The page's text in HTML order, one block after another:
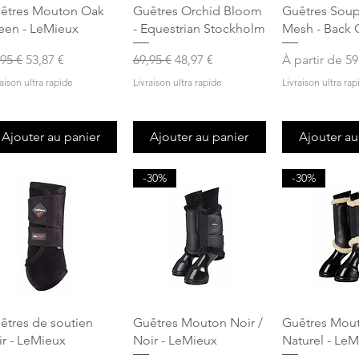
Aperçu rapide
Mouton Oak
- LeMieux
original
€ Prix promotionnel
53,87 €
ultra rapide
Ajouter au panier
Aperçu rapide
Guêtres Orchid Bloom
- Equestrian Stockholm
Prix original
69,95 € Prix promotionnel
48,97 €
Livraison ultra rapide
Ajouter au panier
Aperçu
Guêtres
Mesh - Back
À partir de
Prix
Livraison ultra
Ajouter
Aperçu rapide
de soutien
- LeMieux
Aperçu rapide
-30%
Guêtres Mouton Noir /
Noir - LeMieux
Aperçu
-30%
Guêtres
Naturel -